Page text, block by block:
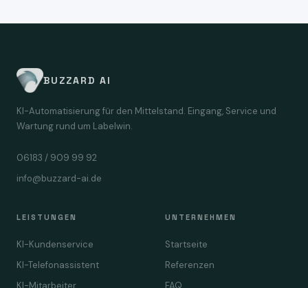
BUZZARD AI
KI-Automatisierung für den Mittelstand. Eingang, Service und
Wartung rund um Labelwin.
06183 / 909 99 92
info@buzzard-ai.de
LEISTUNGEN
KI-Kundenservice
KI-Telefonassistent
KI-Mitarbeiter
UNTERNEHMEN
Startseite
Referenzen
FAQ